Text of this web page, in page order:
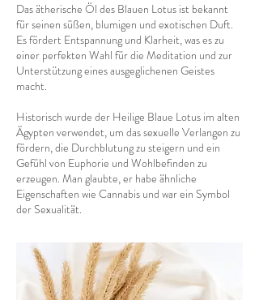
Das ätherische Öl des Blauen Lotus ist bekannt
für seinen süßen, blumigen und exotischen Duft.
Es fördert Entspannung und Klarheit, was es zu
einer perfekten Wahl für die Meditation und zur
Unterstützung eines ausgeglichenen Geistes
macht.
Historisch wurde der Heilige Blaue Lotus im alten
Ägypten verwendet, um das sexuelle Verlangen zu
fördern, die Durchblutung zu steigern und ein
Gefühl von Euphorie und Wohlbefinden zu
erzeugen. Man glaubte, er habe ähnliche
Eigenschaften wie Cannabis und war ein Symbol
der Sexualität.